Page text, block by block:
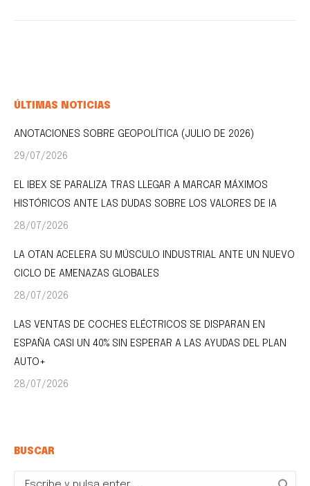
ÚLTIMAS NOTICIAS
ANOTACIONES SOBRE GEOPOLÍTICA (JULIO DE 2026)
29/07/2026
EL IBEX SE PARALIZA TRAS LLEGAR A MARCAR MÁXIMOS
HISTÓRICOS ANTE LAS DUDAS SOBRE LOS VALORES DE IA
28/07/2026
LA OTAN ACELERA SU MÚSCULO INDUSTRIAL ANTE UN NUEVO
CICLO DE AMENAZAS GLOBALES
28/07/2026
LAS VENTAS DE COCHES ELÉCTRICOS SE DISPARAN EN
ESPAÑA CASI UN 40% SIN ESPERAR A LAS AYUDAS DEL PLAN
AUTO+
28/07/2026
BUSCAR
Buscar: